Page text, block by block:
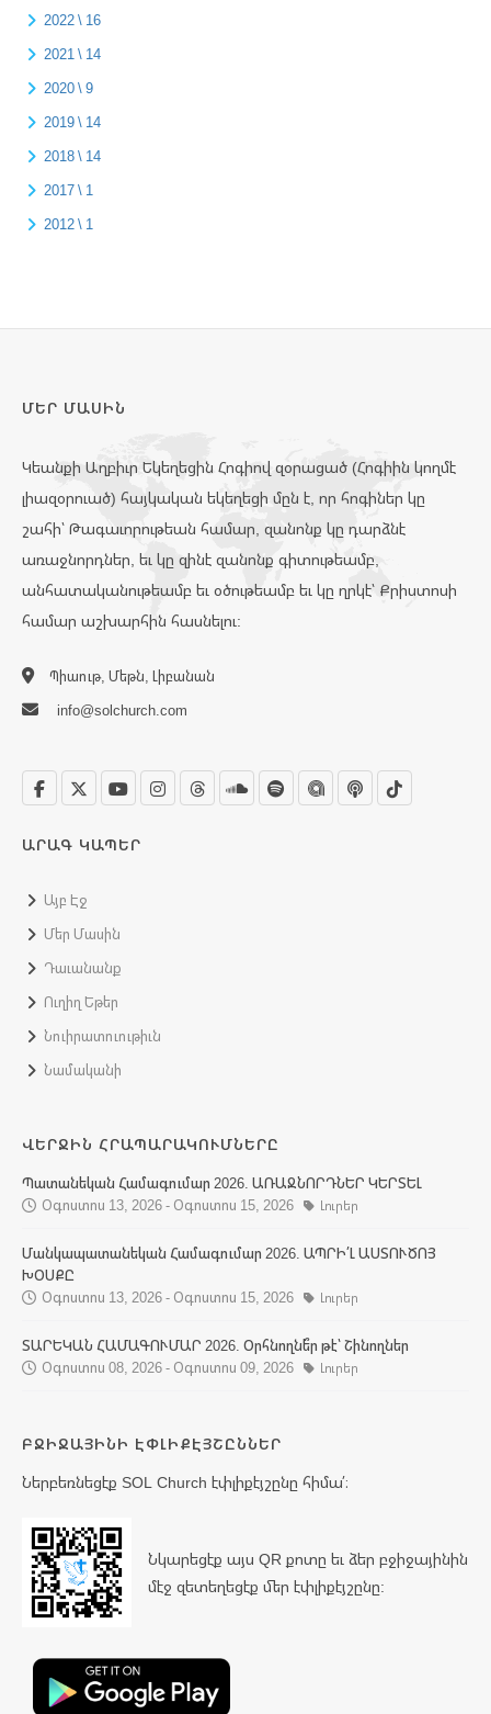
2022 \ 16
2021 \ 14
2020 \ 9
2019 \ 14
2018 \ 14
2017 \ 1
2012 \ 1
ՄԵՐ ՄԱՍԻՆ
Կեանքի Աղբիւր Եկեղեցին Հոգիով զօրացած (Հոգիին կողմէ
լիազօրուած) հայկական եկեղեցի մըն է, որ հոգիներ կը
շահի՝ Թագաւորութեան համար, զանոնք կը դարձնէ
առաջնորդներ, եւ կը զինէ զանոնք գիտութեամբ,
անհատականութեամբ եւ օծութեամբ եւ կը ղրկէ՝ Քրիստոսի
համար աշխարհին հասնելու:
Պիաութ, Մեթն, Լիբանան
info@solchurch.com
ԱՐԱԳ ԿԱՊԵՐ
Այբ Էջ
Մեր Մասին
Դաւանանք
Ուղիղ Եթեր
Նուիրատուութիւն
Նամականի
ՎԵՐՋԻՆ ՀՐԱՊԱՐԱԿՈՒՄՆԵՐԸ
Պատանեկան Համագումար 2026. ԱՌԱՋՆՈՐԴՆԵՐ ԿԵՐՏԵԼ
Օգոստոս 13, 2026 - Օգոստոս 15, 2026
Լուրեր
Մանկապատանեկան Համագումար 2026. ԱՊՐԻ՛Լ ԱՍՏՈՒԾՈՅ
ԽՕՍՔԸ
Օգոստոս 13, 2026 - Օգոստոս 15, 2026
Լուրեր
ՏԱՐԵԿԱՆ ՀԱՄԱԳՈՒՄԱՐ 2026. Օրհնողնե՞ր թէ՝ Շինողներ
Օգոստոս 08, 2026 - Օգոստոս 09, 2026
Լուրեր
ԲՋԻՋԱՅԻՆԻ ԷՓԼԻՔԷՅՇԸՆՆԵՐ
Ներբեռնեցէք SOL Church էփլիքէյշընը հիմա՛։
Նկարեցէք այս QR քոտը եւ ձեր բջիջայինին
մէջ զետեղեցէք մեր էփլիքէյշընը: